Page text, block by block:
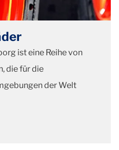
ist eine Reihe von
die für die
der Welt